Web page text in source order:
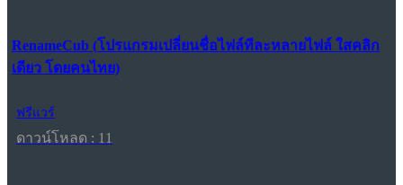
RenameCub (โปรแกรมเปลี่ยนชื่อไฟล์ทีละหลายไฟล์ ใสคลิก
เดียว โดยคนไทย)
ฟรีแวร์
ดาวน์โหลด : 11